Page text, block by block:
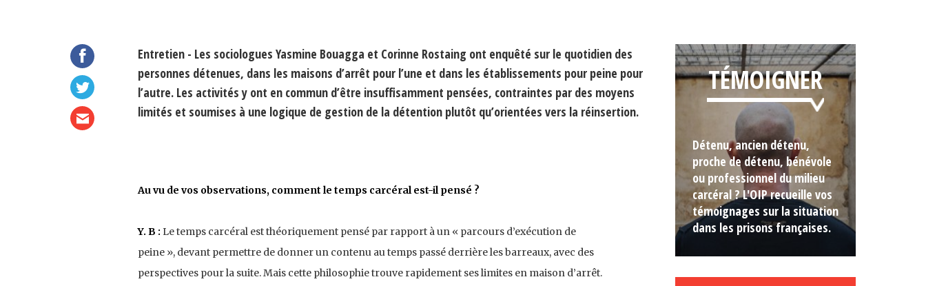
Entretien - Les sociologues Yasmine Bouagga et Corinne Rostaing ont enquêté sur le quotidien des
personnes détenues, dans les maisons d’arrêt pour l’une et dans les établissements pour peine pour
l’autre. Les activités y ont en commun d’être insuffisamment pensées, contraintes par des moyens
limités et soumises à une logique de gestion de la détention plutôt qu’orientées vers la réinsertion.
Au vu de vos observations, comment le temps carcéral est-il pensé ?
Y. B : Le temps carcéral est théoriquement pensé par rapport à un « parcours d’exécution de
peine », devant permettre de donner un contenu au temps passé derrière les barreaux, avec des
perspectives pour la suite. Mais cette philosophie trouve rapidement ses limites en maison d’arrêt.
TÉMOIGNER
Détenu, ancien détenu,
proche de détenu, bénévole
ou professionnel du milieu
carcéral ? L'OIP recueille vos
témoignages sur la situation
dans les prisons françaises.